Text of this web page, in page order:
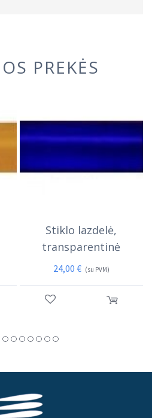
PREKĖS
Stiklo lazdelė,
transparentinė
24,00 € (su PVM)